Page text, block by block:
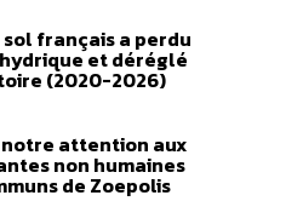
français a perdu
et déréglé
(2020-2026)
attention aux
non humaines
de Zoepolis